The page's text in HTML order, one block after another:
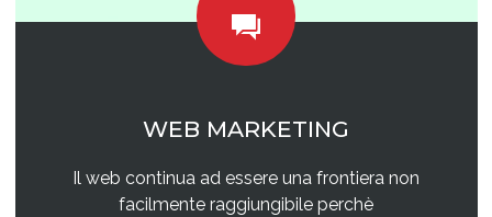
WEB MARKETING
Il web continua ad essere una frontiera non
facilmente raggiungibile perchè